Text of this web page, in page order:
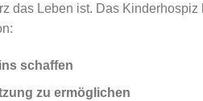
das Leben ist. Das Kinderhospiz
schaffen
zu ermöglichen